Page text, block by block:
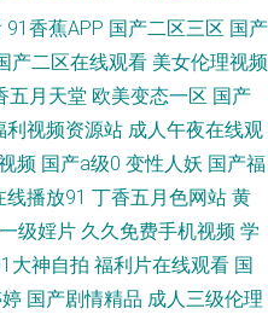
人人妻 福利社午夜剧场 国产在线A
午夜老司机视频 91大茄子 五月婷婷
经典视频 国产黄色片 五月丁香婷婷
视频 亚洲福利导航大全 91内射喷水
91香蕉APP 国产二区三区 国产
产二区在线观看 美女伦理视频
五月天堂 欧美变态一区 国产
利视频资源站 成人午夜在线观
频 国产a级0 变性人妖 国产福
线播放91 丁香五月色网站 黄
级婬片 久久免费手机视频 学
大神自拍 福利片在线观看 国
国产剧情精品 成人三级伦理